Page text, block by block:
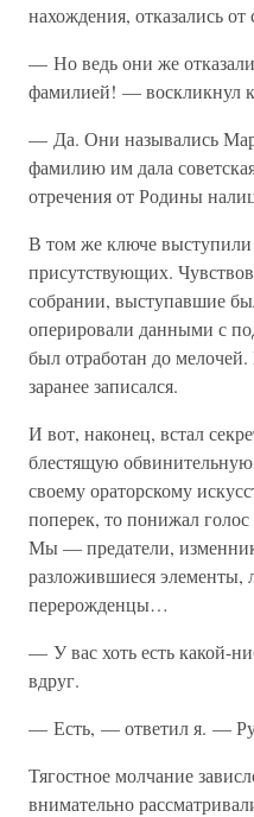
нахождения, отказались
— Но ведь они же
фамилией! — воскликнул
— Да. Они назывались
фамилию им дала
отречения от Родины
В том же ключе выступили
присутствующих.
собрании, выступавшие
оперировали данными с
был отработан до
заранее записался.
И вот, наконец, встал
блестящую
своему ораторскому
поперек, то понижал
Мы — предатели,
разложившиеся элементы,
перерожденцы…
— У вас хоть есть какой-
вдруг.
— Есть, — ответил я. —
Тягостное молчание
внимательно